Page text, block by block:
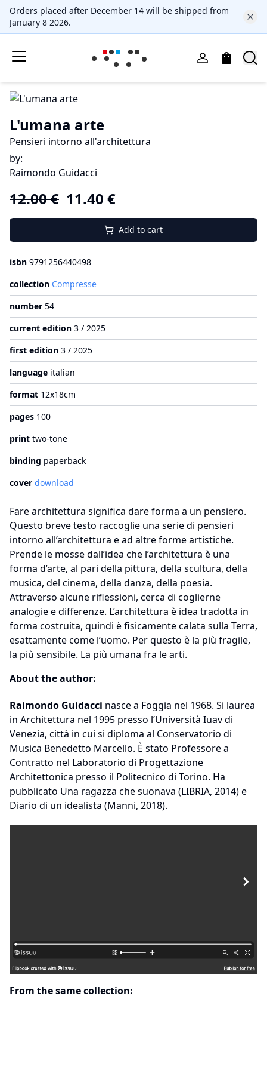
Orders placed after December 14 will be shipped from
January 8 2026.
L'umana arte
Pensieri intorno all'architettura
by:
Raimondo Guidacci
12.00€ 11.40 €
Add to cart
isbn 9791256440498
collection Compresse
number 54
current edition 3 / 2025
first edition 3 / 2025
language italian
format 12x18cm
pages 100
print two-tone
binding paperback
cover download
Fare architettura significa dare forma a un pensiero.
Questo breve testo raccoglie una serie di pensieri
intorno all’architettura e ad altre forme artistiche.
Prende le mosse dall’idea che l’architettura è una
forma d’arte, al pari della pittura, della scultura, della
musica, del cinema, della danza, della poesia.
Attraverso alcune riflessioni, cerca di coglierne
analogie e differenze. L’architettura è idea tradotta in
forma costruita, quindi è fisicamente calata sulla Terra,
esattamente come l’uomo. Per questo è la più fragile,
la più sensibile. La più umana fra le arti.
About the author:
Raimondo Guidacci nasce a Foggia nel 1968. Si laurea
in Architettura nel 1995 presso l’Università Iuav di
Venezia, città in cui si diploma al Conservatorio di
Musica Benedetto Marcello. È stato Professore a
Contratto nel Laboratorio di Progettazione
Architettonica presso il Politecnico di Torino. Ha
pubblicato Una ragazza che suonava (LIBRIA, 2014) e
Diario di un idealista (Manni, 2018).
From the same collection: